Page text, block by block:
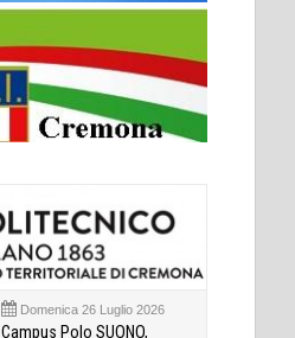
Domenica 26 Luglio 2026
Campus Polo SUONO,